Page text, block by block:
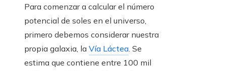
Para comenzar a calcular el número
potencial de soles en el universo,
primero debemos considerar nuestra
propia galaxia, la Vía Láctea. Se
estima que contiene entre 100 mil